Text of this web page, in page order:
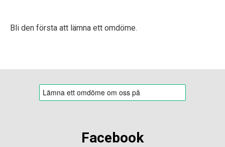
Bli den första att lämna ett omdöme.
Facebook